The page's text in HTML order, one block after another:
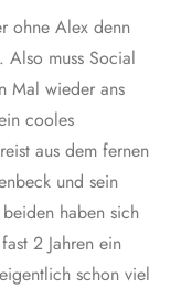
ohne Alex denn
Also muss Social
Mal wieder ans
cooles
aus dem fernen
und sein
haben sich
2 Jahren ein
schon viel